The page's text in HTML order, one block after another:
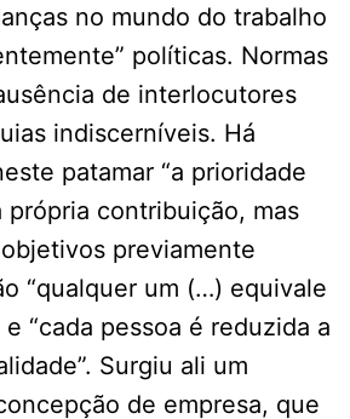
no mundo do trabalho
políticas. Normas
de interlocutores
indiscerníveis. Há
patamar “a prioridade
própria contribuição, mas
previamente
“qualquer um (…) equivale
“cada pessoa é reduzida a
Surgiu ali um
de empresa, que